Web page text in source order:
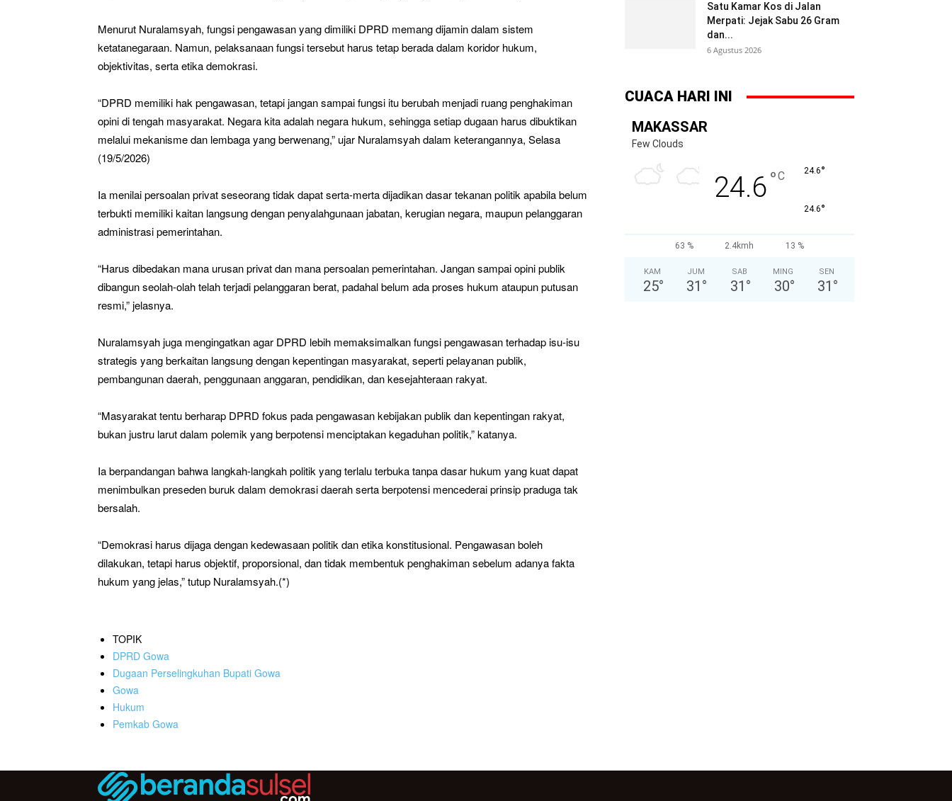
Menurut Nuralamsyah, fungsi pengawasan yang dimiliki DPRD memang dijamin dalam sistem
ketatanegaraan. Namun, pelaksanaan fungsi tersebut harus tetap berada dalam koridor hukum,
objektivitas, serta etika demokrasi.
“DPRD memiliki hak pengawasan, tetapi jangan sampai fungsi itu berubah menjadi ruang penghakiman
opini di tengah masyarakat. Negara kita adalah negara hukum, sehingga setiap dugaan harus dibuktikan
melalui mekanisme dan lembaga yang berwenang,” ujar Nuralamsyah dalam keterangannya, Selasa
(19/5/2026)
Ia menilai persoalan privat seseorang tidak dapat serta-merta dijadikan dasar tekanan politik apabila belum
terbukti memiliki kaitan langsung dengan penyalahgunaan jabatan, kerugian negara, maupun pelanggaran
administrasi pemerintahan.
“Harus dibedakan mana urusan privat dan mana persoalan pemerintahan. Jangan sampai opini publik
dibangun seolah-olah telah terjadi pelanggaran berat, padahal belum ada proses hukum ataupun putusan
resmi,” jelasnya.
Nuralamsyah juga mengingatkan agar DPRD lebih memaksimalkan fungsi pengawasan terhadap isu-isu
strategis yang berkaitan langsung dengan kepentingan masyarakat, seperti pelayanan publik,
pembangunan daerah, penggunaan anggaran, pendidikan, dan kesejahteraan rakyat.
“Masyarakat tentu berharap DPRD fokus pada pengawasan kebijakan publik dan kepentingan rakyat,
bukan justru larut dalam polemik yang berpotensi menciptakan kegaduhan politik,” katanya.
Ia berpandangan bahwa langkah-langkah politik yang terlalu terbuka tanpa dasar hukum yang kuat dapat
menimbulkan preseden buruk dalam demokrasi daerah serta berpotensi mencederai prinsip praduga tak
bersalah.
“Demokrasi harus dijaga dengan kedewasaan politik dan etika konstitusional. Pengawasan boleh
dilakukan, tetapi harus objektif, proporsional, dan tidak membentuk penghakiman sebelum adanya fakta
hukum yang jelas,” tutup Nuralamsyah.(*)
TOPIK
DPRD Gowa
Dugaan Perselingkuhan Bupati Gowa
Gowa
Hukum
Pemkab Gowa
Satu Kamar Kos di Jalan
Merpati: Jejak Sabu 26 Gram
dan...
6 Agustus 2026
CUACA HARI INI
MAKASSAR
Few Clouds
24.6°C 24.6°
24.6°
63 % 2.4kmh 13 %
KAM
25°
JUM
31 °
SAB
31 °
MING
30°
SEN
31 °